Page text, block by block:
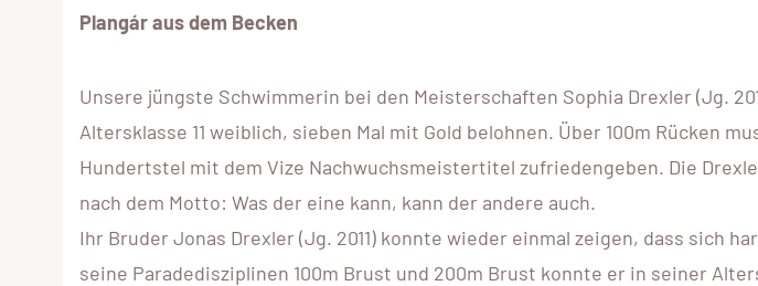
Plangár aus dem Becken
Unsere jüngste Schwimmerin bei den Meisterschaften Sophia Drexler (Jg.
Altersklasse 11 weiblich, sieben Mal mit Gold belohnen. Über 100m Rücken
Hundertstel mit dem Vize Nachwuchsmeistertitel zufriedengeben. Die
nach dem Motto: Was der eine kann, kann der andere auch.
Ihr Bruder Jonas Drexler (Jg. 2011) konnte wieder einmal zeigen, dass sich
seine Paradedisziplinen 100m Brust und 200m Brust konnte er in seiner